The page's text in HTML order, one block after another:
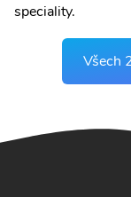
speciality.
Všech